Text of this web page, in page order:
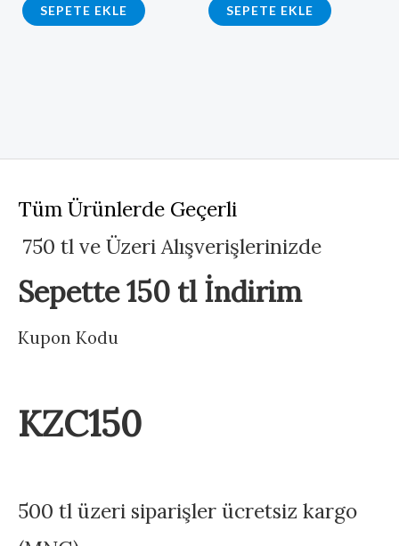
SEPETE EKLE SEPETE EKLE
Tüm Ürünlerde Geçerli
750 tl ve Üzeri Alışverişlerinizde
Sepette 150 tl İndirim
Kupon Kodu
KZC150
500 tl üzeri siparişler ücretsiz kargo